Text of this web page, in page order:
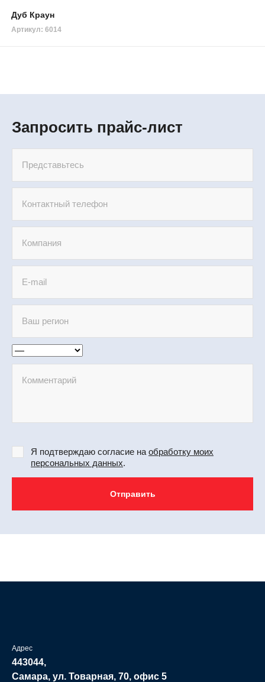
Дуб Краун
Артикул: 6014
Запросить прайс-лист
Я подтверждаю согласие на обработку моих
персональных данных.
Отправить
Адрес
443044,
Самара, ул. Товарная, 70, офис 5